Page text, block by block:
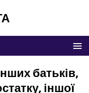
батьків,
іншої